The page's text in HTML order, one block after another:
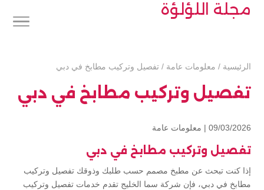
مجلة اللؤلؤة
الرئيسية / معلومات عامة / تفصيل وتركيب مطابخ في دبي
تفصيل وتركيب مطابخ في دبي
09/03/2026 | معلومات عامة
تفصيل وتركيب مطابخ في دبي
إذا كنت تبحث عن مطبخ مصمم حسب طلبك وذوقك تفصيل وتركيب
مطابخ في دبي، فإن شركة سما الخليج تقدم خدمات تفصيل وتركيب